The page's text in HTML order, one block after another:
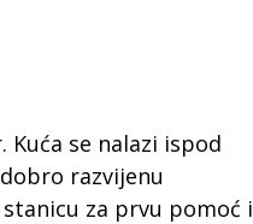
se nalazi ispod
razvijenu
za prvu pomoć i